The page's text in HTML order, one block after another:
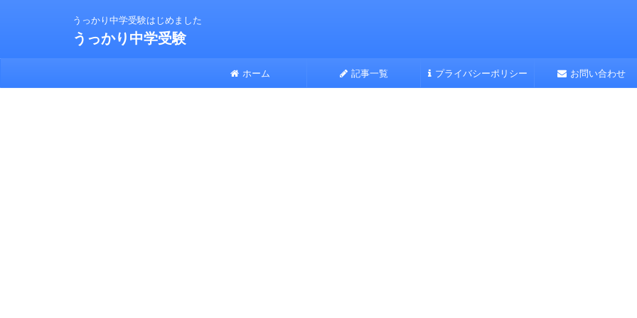
うっかり中学受験はじめました
うっかり中学受験
ホーム 記事一覧 プライバシーポリシー お問い合わせ